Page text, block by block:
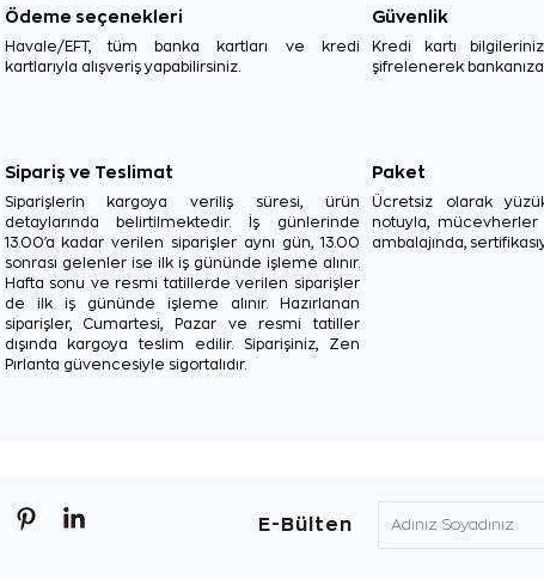
Ödeme seçenekleri
Havale/EFT, tüm banka kartları ve kredi
kartlarıyla alışveriş yapabilirsiniz.
Güvenlik
Kredi kartı
şifrelenerek bankanıza
Sipariş ve Teslimat
Siparişlerin kargoya veriliş süresi, ürün
detaylarında belirtilmektedir. İş günlerinde
13.00'a kadar verilen siparişler aynı gün, 13.00
sonrası gelenler ise ilk iş gününde işleme alınır.
Hafta sonu ve resmi tatillerde verilen siparişler
de ilk iş gününde işleme alınır. Hazırlanan
siparişler, Cumartesi, Pazar ve resmi tatiller
dışında kargoya teslim edilir. Siparişiniz, Zen
Pırlanta güvencesiyle sigortalıdır.
Paket
Ücretsiz olarak
notuyla,
ambalajında,
E-Bülten